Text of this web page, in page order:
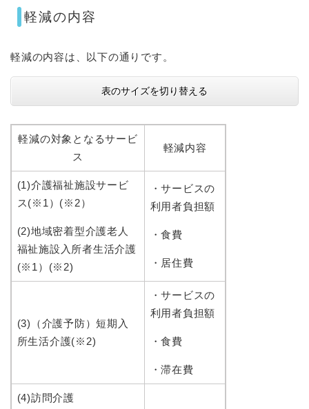
軽減の内容
軽減の内容は、以下の通りです。
表のサイズを切り替える
軽減の対象となるサービ
ス
軽減内容
(1)介護福祉施設サービ
ス(※1）(※2）
(2)地域密着型介護老人
福祉施設入所者生活介護
(※1）(※2)
・サービスの
利用者負担額
・食費
・居住費
(3)（介護予防）短期入
所生活介護(※2)
・サービスの
利用者負担額
・食費
・滞在費
(4)訪問介護